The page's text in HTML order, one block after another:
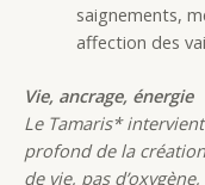
saignements,
affection des
Vie, ancrage, énergie
Le Tamaris*
profond de la
de vie, pas